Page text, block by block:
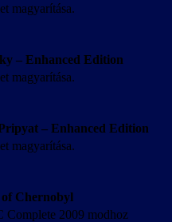
magyarítása.
– Enhanced Edition
magyarítása.
– Enhanced Edition
magyarítása.
Chernobyl
Complete 2009 modhoz